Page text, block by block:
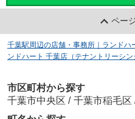
ペー
千葉駅周辺の店舗・事務所｜ランドハ
ンドハート 千葉店（テナントリーシ
市区町村から探す
千葉市中央区 / 千葉市稲毛区